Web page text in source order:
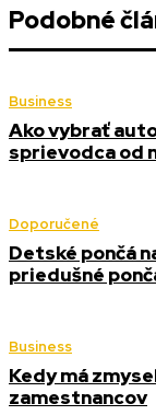
Podobné
Business
Ako vybrať
sprievodca od
Doporučené
Detské pončá
priedušné
Business
Kedy má
zamestnancov